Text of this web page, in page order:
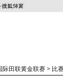
际田联黄金联赛 > 比